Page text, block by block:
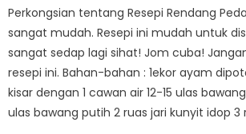
Perkongsian tentang Resepi Rendang
sangat mudah. Resepi ini mudah untuk
sangat sedap lagi sihat! Jom cuba!
resepi ini. Bahan-bahan : 1ekor ayam
kisar dengan 1 cawan air 12-15 ulas
ulas bawang putih 2 ruas jari kunyit idop 3